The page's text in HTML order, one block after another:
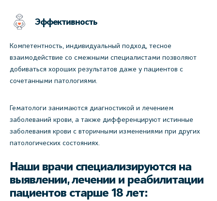
Эффективность
Компетентность, индивидуальный подход, тесное
взаимодействие со смежными специалистами позволяют
добиваться хороших результатов даже у пациентов с
сочетанными патологиями.
Гематологи занимаются диагностикой и лечением
заболеваний крови, а также дифференцируют истинные
заболевания крови с вторичными изменениями при других
патологических состояниях.
Наши врачи специализируются на
выявлении, лечении и реабилитации
пациентов старше 18 лет: